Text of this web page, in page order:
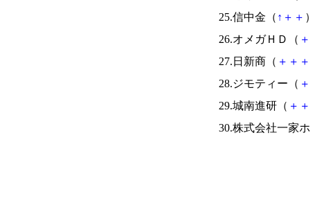
25.信中金（ ↑ ＋ ＋
26.オメガＨＤ（ ＋
27.日新商（ ＋ ＋ ＋
28.ジモティー（ ＋
29.城南進研（ ＋ ＋
30.株式会社一家